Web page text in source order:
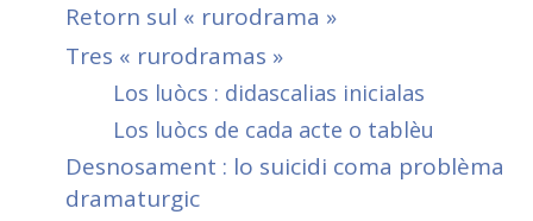
Retorn sul « rurodrama »
Tres « rurodramas »
Los luòcs : didascalias inicialas
Los luòcs de cada acte o tablèu
Desnosament : lo suicidi coma problèma
dramaturgic